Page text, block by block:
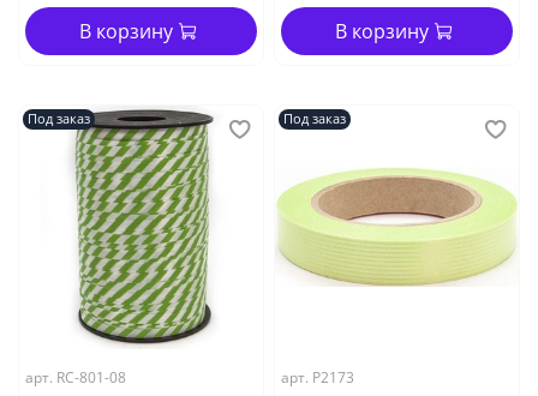
В корзину В корзину
Под заказ
арт. RC-801-08
Под заказ
арт. P2173